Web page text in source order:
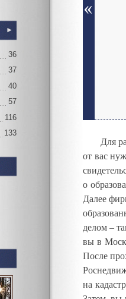
36
37
40
57
116
133
Для
от вас
о
Далее
делом–
вы в
После
на